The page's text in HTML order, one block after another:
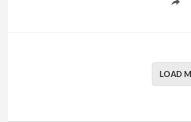
LOAD